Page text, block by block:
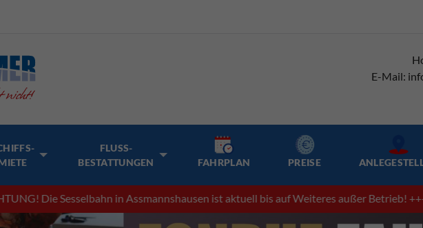
E-Mail:
FLUSS-
BESTATTUNGEN
FAHRPLAN PREISE
Die Sesselbahn in Assmannshausen ist aktuell bis auf Weiteres außer Betrieb! +++